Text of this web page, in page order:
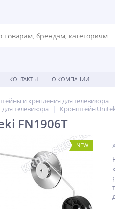
КОНТАКТЫ О КОМПАНИИ
и крепления для телевизора
телевизора
Кронштейн
FN1906T
NEW